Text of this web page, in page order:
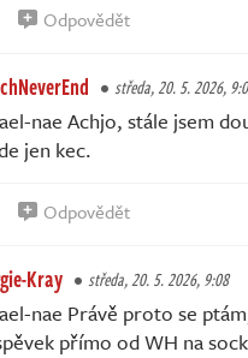
Odpovědět
středa, 20. 5. 2026,
nae Achjo, stále jsem
jen kec.
Odpovědět
Kray středa, 20. 5. 2026, 9:08
nae Právě proto se
přímo od WH na